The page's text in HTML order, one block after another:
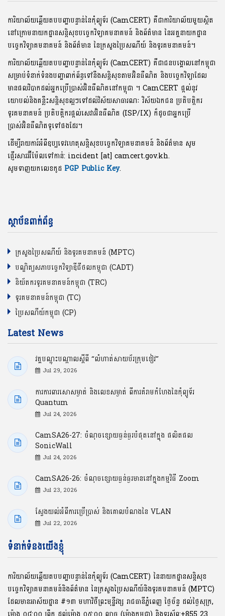
ការិយាល័យឆ្លើយតបបញ្ហាបន្ទាន់នៃកុំព្យូទ័រ (CamCERT) គឺជាការិយាល័យមួយស្ថិត
នៅក្រោមនាយកដ្ឋានសន្តិសុខបច្ចេកវិទ្យាគមនាគមន៍ និងព័ត៌មាន នៃអគ្គនាយកដ្ឋាន
បច្ចេកវិទ្យាគមនាគមន៍ និងព័ត៌មាន នៃក្រសួងប្រៃសណីយ៍ និងទូរគមនាគមន៍។
ការិយាល័យឆ្លើយតបបញ្ហាបន្ទាន់នៃកុំព្យូទ័រ (CamCERT) គឺជាជនបង្គោលនៅកម្ពុជា
សម្រាប់ទំនាក់ទំនងបញ្ហាពាក់ព័ន្ធទៅនឹងសន្តិសុខតាមអ៊ិនធឺណិត និងបច្ចេកវិទ្យាដែល
មានផលវិបាកដល់អ្នកប្រើប្រាស់អ៊ិនធឺណិតនៅកម្ពុជា ។ CamCERT ផ្តល់នូវ
យោបល់និងគន្លឹះសន្តិសុខល្អៗទៅដល់វិស័យសាធារណៈ វិស័យឯកជន ប្រតិបត្តិករ
ទូរគមនាគមន៍ ប្រតិបត្តិករផ្តល់សេវាអ៊ិនធឺណិត (ISP/IX) ក៏ដូចជាអ្នកប្រើ
ប្រាស់អ៊ិនធឺណិតទូទៅផងដែរ។
ដើម្បីរាយការ៍អំពីឧប្បទេវហេតុសន្តិសុខបច្ចេកវិទ្យាគមនាគមន៍ និងព័ត៌មាន សូម
ផ្ញើរសារអ៊ីម៉ែលទៅកាន់: incident [at] camcert.gov.kh.
សូមទាញយកលេខកូដ PGP Public Key.
ស្ថាប័នពាក់ព័ន្ធ
ក្រសួងប្រៃសណីយ៍ និងទូរគមនាគមន៍ (MPTC)
បណ្ឌិត្យសភាបច្ចេកវិទ្យាឌីជីថលកម្ពុជា (CADT)
និយ័តករទូរគមនាគមន៍កម្ពុជា (TRC)
ទូរគមនាគមន៍កម្ពុជា (TC)
ប្រៃសណីយ៍កម្ពុជា (CP)
Latest News
វគ្គបណ្ដុះបណ្ដាលស្ដីពី “លំហាត់សាយប័រក្រុមខៀវ”
Jul 29, 2026
ការការពារសោសម្ងាត់ និងលេខសម្ងាត់ ពីការគំរាមកំហែងនៃកុំព្យូទ័រ
Quantum
Jul 24, 2026
CamSA26-27: ចំណុចខ្សោយធ្ងន់ធ្ងរបំផុតនៅក្នុង ផលិតផល
SonicWall
Jul 24, 2026
CamSA26-26: ចំណុចខ្សោយធ្ងន់ធ្ងរមាននៅក្នុងកម្មវិធី Zoom
Jul 23, 2026
ស្វែងយល់អំពីការប្រើប្រាស់ និងគោលបំណងនៃ VLAN
Jul 22, 2026
ទំនាក់ទំនងយើងខ្ញុំ
ការិយាល័យឆ្លើយតបបញ្ហាបន្ទាន់នៃកុំព្យូទ័រ (CamCERT) នៃនាយកដ្ឋានសន្តិសុខ
បច្ចេកវិទ្យាគមនាគមន៍និងព័ត៌មាន នៃក្រសួងប្រៃសណីយ៍និងទូរគមនាគមន៍ (MPTC)
ដែលមានអាស័យដ្ឋាន #១៣ មហាវិថីព្រះមុនី្នវង្ស រាជធានីភ្នំពេញ ថ្ងៃច័ន្ទ ដល់ថ្ងៃសុក្រ,